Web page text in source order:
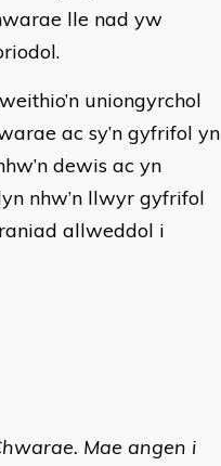
lle nad yw
uniongyrchol
ac sy’n gyfrifol yn
dewis ac yn
nhw’n llwyr gyfrifol
allweddol i
Mae angen i